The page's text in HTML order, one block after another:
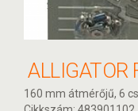
160 mm átmérőjű, 6